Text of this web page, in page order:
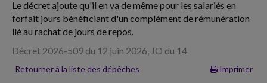
Le décret ajoute qu'il en va de même pour les salariés en
forfait jours bénéficiant d'un complément de rémunération
lié au rachat de jours de repos.
Décret 2026-509 du 12 juin 2026, JO du 14
Retourner à la liste des dépêches Imprimer